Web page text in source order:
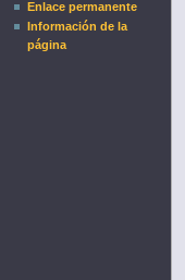
Enlace permanente
Información de la
página